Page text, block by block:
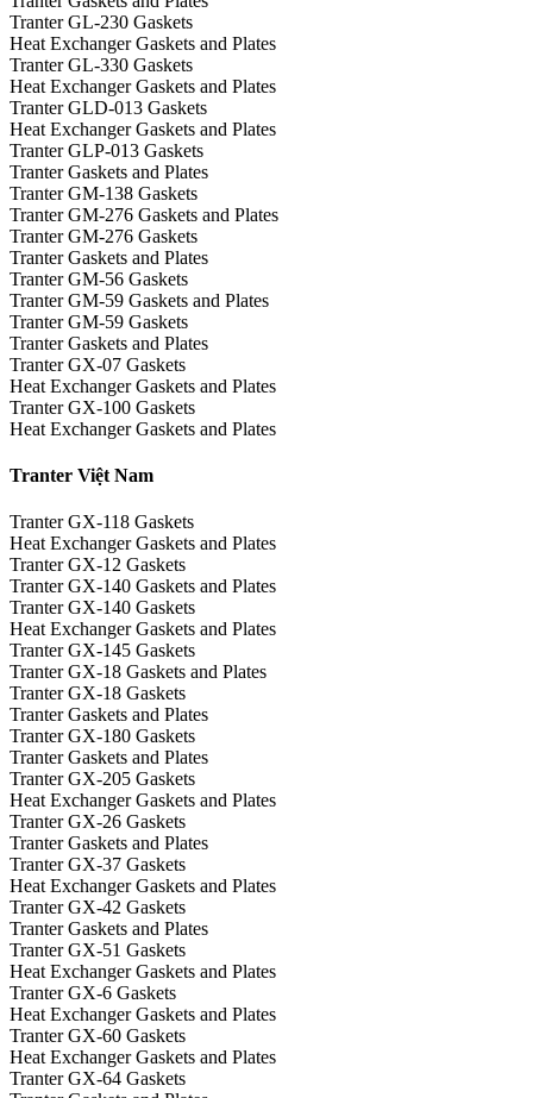
Tranter GL-230 Gaskets
Heat Exchanger Gaskets and Plates
Tranter GL-330 Gaskets
Heat Exchanger Gaskets and Plates
Tranter GLD-013 Gaskets
Heat Exchanger Gaskets and Plates
Tranter GLP-013 Gaskets
Tranter Gaskets and Plates
Tranter GM-138 Gaskets
Tranter GM-276 Gaskets and Plates
Tranter GM-276 Gaskets
Tranter Gaskets and Plates
Tranter GM-56 Gaskets
Tranter GM-59 Gaskets and Plates
Tranter GM-59 Gaskets
Tranter Gaskets and Plates
Tranter GX-07 Gaskets
Heat Exchanger Gaskets and Plates
Tranter GX-100 Gaskets
Heat Exchanger Gaskets and Plates
Tranter Việt Nam
Tranter GX-118 Gaskets
Heat Exchanger Gaskets and Plates
Tranter GX-12 Gaskets
Tranter GX-140 Gaskets and Plates
Tranter GX-140 Gaskets
Heat Exchanger Gaskets and Plates
Tranter GX-145 Gaskets
Tranter GX-18 Gaskets and Plates
Tranter GX-18 Gaskets
Tranter Gaskets and Plates
Tranter GX-180 Gaskets
Tranter Gaskets and Plates
Tranter GX-205 Gaskets
Heat Exchanger Gaskets and Plates
Tranter GX-26 Gaskets
Tranter Gaskets and Plates
Tranter GX-37 Gaskets
Heat Exchanger Gaskets and Plates
Tranter GX-42 Gaskets
Tranter Gaskets and Plates
Tranter GX-51 Gaskets
Heat Exchanger Gaskets and Plates
Tranter GX-6 Gaskets
Heat Exchanger Gaskets and Plates
Tranter GX-60 Gaskets
Heat Exchanger Gaskets and Plates
Tranter GX-64 Gaskets